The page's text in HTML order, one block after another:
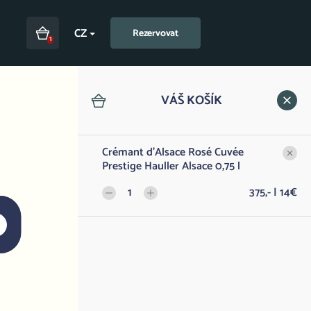
1 CZ Rezervovat
VÁŠ KOŠÍK
Crémant d'Alsace Rosé Cuvée
Prestige Hauller Alsace 0,75 l
1
375,- | 14€